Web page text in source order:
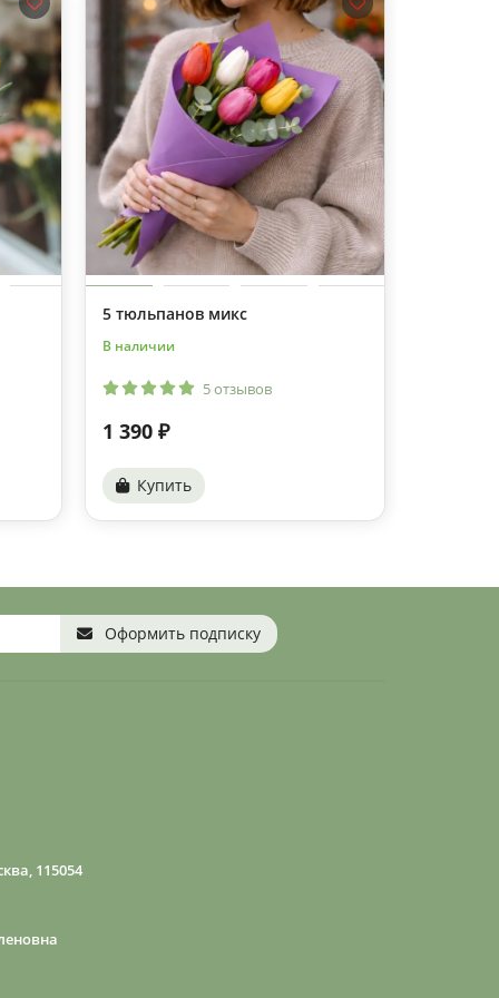
5 тюльпанов микс
В наличии
5 отзывов
1 390 ₽
Купить
Оформить подписку
115054